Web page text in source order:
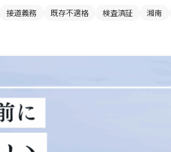
接道義務 既存不適格 検査済証 湘南